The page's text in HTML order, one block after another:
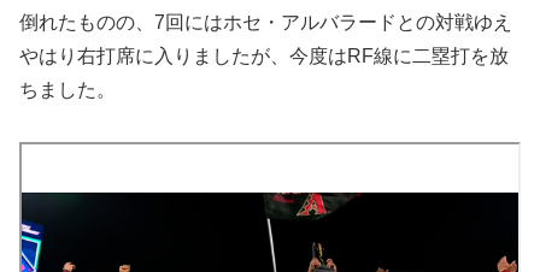
倒れたものの、7回にはホセ・アルバラードとの対戦ゆえ
やはり右打席に入りましたが、今度はRF線に二塁打を放
ちました。